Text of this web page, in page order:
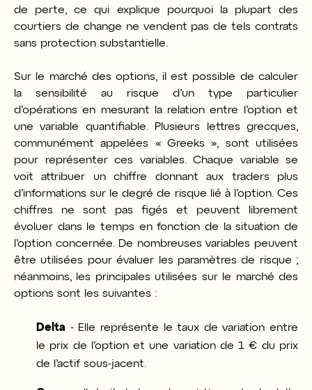
de perte, ce qui explique pourquoi la plupart des
courtiers de change ne vendent pas de tels contrats
sans protection substantielle.
Sur le marché des options, il est possible de calculer
la sensibilité au risque d’un type particulier
d’opérations en mesurant la relation entre l’option et
une variable quantifiable. Plusieurs lettres grecques,
communément appelées « Greeks », sont utilisées
pour représenter ces variables. Chaque variable se
voit attribuer un chiffre donnant aux traders plus
d’informations sur le degré de risque lié à l’option. Ces
chiffres ne sont pas figés et peuvent librement
évoluer dans le temps en fonction de la situation de
l’option concernée. De nombreuses variables peuvent
être utilisées pour évaluer les paramètres de risque ;
néanmoins, les principales utilisées sur le marché des
options sont les suivantes :
Delta -Elle représente le taux de variation entre
le prix de l’option et une variation de 1 € du prix
de l’actif sous-jacent.